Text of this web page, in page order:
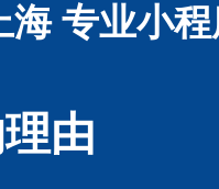
海 专业小
由